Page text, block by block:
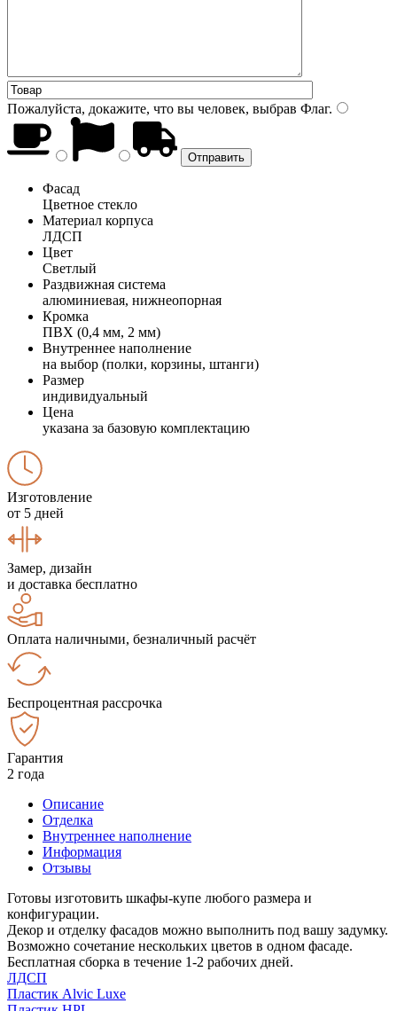
Пожалуйста, докажите, что вы человек, выбрав Флаг.
Фасад
Цветное стекло
Материал корпуса
ЛДСП
Цвет
Светлый
Раздвижная система
алюминиевая, нижнеопорная
Кромка
ПВХ (0,4 мм, 2 мм)
Внутреннее наполнение
на выбор (полки, корзины, штанги)
Размер
индивидуальный
Цена
указана за базовую комплектацию
Изготовление
от 5 дней
Замер, дизайн
и доставка бесплатно
Оплата наличными, безналичный расчёт
Беспроцентная рассрочка
Гарантия
2 года
Описание
Отделка
Внутреннее наполнение
Информация
Отзывы
Готовы изготовить шкафы-купе любого размера и
конфигурации.
Декор и отделку фасадов можно выполнить под вашу задумку.
Возможно сочетание нескольких цветов в одном фасаде.
Бесплатная сборка в течение 1-2 рабочих дней.
ЛДСП
Пластик Alvic Luxe